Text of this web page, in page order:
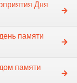
Дня
памяти
памяти